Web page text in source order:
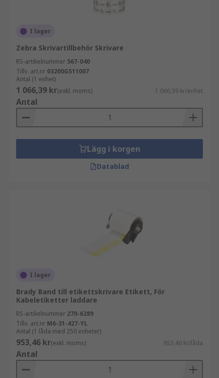
I lager
Zebra Skrivartillbehör Skrivare
RS-artikelnummer 567-040
Tillv. art.nr 03200GS11007
Antal (1 enhet)
1 066,39 kr(exkl. moms) 1 066,39 kr/enhet
Antal
Lägg i korgen
Datablad
I lager
Brady Band till etikettskrivare Etikett, För
Kabeletiketter laddare
RS-artikelnummer 270-6289
Tillv. art.nr M6-31-427-YL
Antal (1 låda med 250 enheter)
953,46 kr(exkl. moms) 953,46 kr/låda
Antal